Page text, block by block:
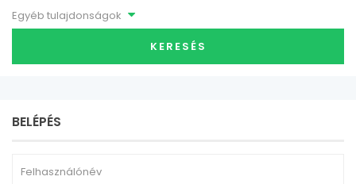
Egyéb tulajdonságok
KERESÉS
BELÉPÉS